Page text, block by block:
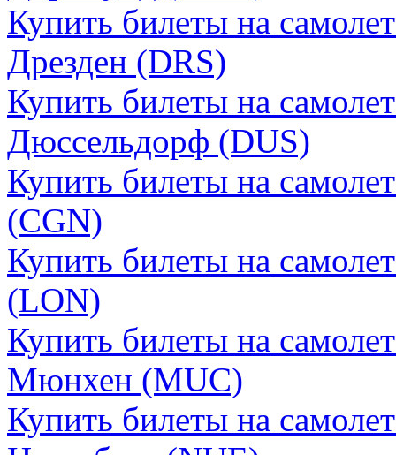
Купить билеты на
Дрезден (DRS)
Купить билеты на
Дюссельдорф (DUS)
Купить билеты на
(CGN)
Купить билеты на
(LON)
Купить билеты на
Мюнхен (MUC)
Купить билеты на